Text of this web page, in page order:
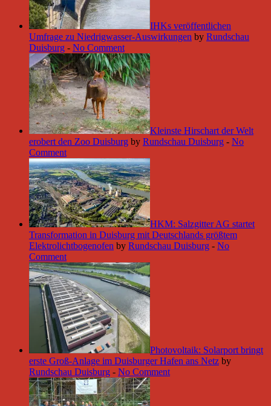
IHKs veröffentlichen
Umfrage zu Niedrigwasser-Auswirkungen by Rundschau
Duisburg - No Comment
Kleinste Hirschart der Welt
erobert den Zoo Duisburg by Rundschau Duisburg - No
Comment
HKM: Salzgitter AG startet
Transformation in Duisburg mit Deutschlands größtem
Elektrolichtbogenofen by Rundschau Duisburg - No
Comment
Photovoltaik: Solarport bringt
erste Groß-Anlage im Duisburger Hafen ans Netz by
Rundschau Duisburg - No Comment